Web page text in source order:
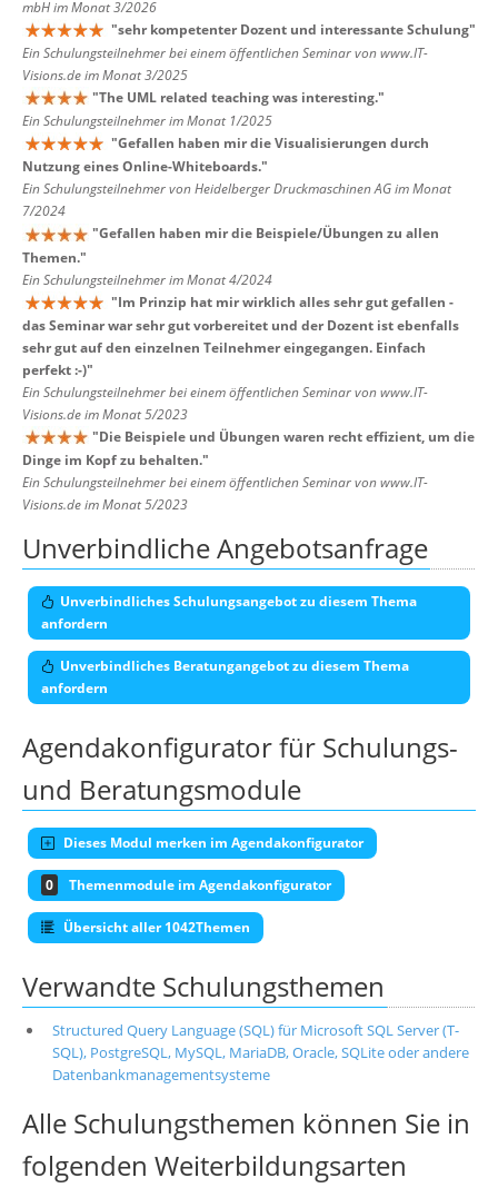
mbH im Monat 3/2026
"sehr kompetenter Dozent und interessante Schulung"
Ein Schulungsteilnehmer bei einem öffentlichen Seminar von www.IT-
Visions.de im Monat 3/2025
"The UML related teaching was interesting."
Ein Schulungsteilnehmer im Monat 1/2025
"Gefallen haben mir die Visualisierungen durch
Nutzung eines Online-Whiteboards."
Ein Schulungsteilnehmer von Heidelberger Druckmaschinen AG im Monat
7/2024
"Gefallen haben mir die Beispiele/Übungen zu allen
Themen."
Ein Schulungsteilnehmer im Monat 4/2024
"Im Prinzip hat mir wirklich alles sehr gut gefallen -
das Seminar war sehr gut vorbereitet und der Dozent ist ebenfalls
sehr gut auf den einzelnen Teilnehmer eingegangen. Einfach
perfekt :-)"
Ein Schulungsteilnehmer bei einem öffentlichen Seminar von www.IT-
Visions.de im Monat 5/2023
"Die Beispiele und Übungen waren recht effizient, um die
Dinge im Kopf zu behalten."
Ein Schulungsteilnehmer bei einem öffentlichen Seminar von www.IT-
Visions.de im Monat 5/2023
Unverbindliche Angebotsanfrage
Unverbindliches Schulungsangebot zu diesem Thema
anfordern
Unverbindliches Beratungangebot zu diesem Thema
anfordern
Agendakonfigurator für Schulungs-
und Beratungsmodule
Dieses Modul merken im Agendakonfigurator
0 Themenmodule im Agendakonfigurator
Übersicht aller 1042Themen
Verwandte Schulungsthemen
Structured Query Language (SQL) für Microsoft SQL Server (T-
SQL), PostgreSQL, MySQL, MariaDB, Oracle, SQLite oder andere
Datenbankmanagementsysteme
Alle Schulungsthemen können Sie in
folgenden Weiterbildungsarten